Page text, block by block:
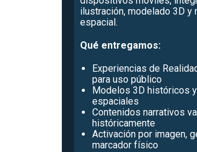
ilustración, modelado 3D y
espacial.
Qué entregamos:
Experiencias de
para uso público
Modelos 3D históricos
espaciales
Contenidos narrativos
históricamente
Activación por imagen,
marcador físico